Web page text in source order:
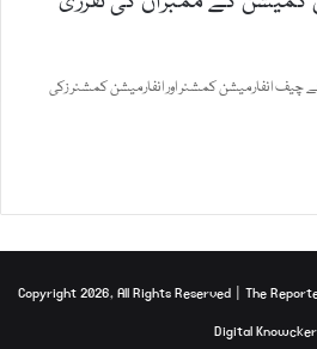
انفارمیشن کمشنر اور انفارمیشن کمشنر زکی
The
Digital